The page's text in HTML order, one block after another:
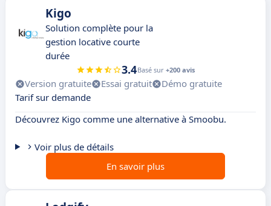
Kigo
Solution complète pour la
gestion locative courte
durée
3.4Basé sur +200 avis
Version gratuite Essai gratuit
Démo gratuite
Tarif sur demande
Découvrez Kigo comme une alternative à Smoobu.
Voir plus de détails
En savoir plus